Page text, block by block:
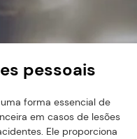
pessoais
forma essencial de
em casos de lesões
Ele proporciona